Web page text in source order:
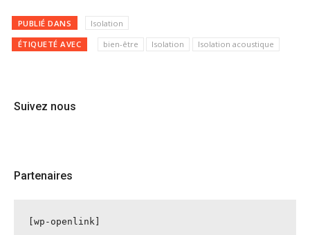
PUBLIÉ DANS Isolation
ÉTIQUETÉ AVEC bien-être Isolation Isolation acoustique
Suivez nous
Partenaires
[wp-openlink]